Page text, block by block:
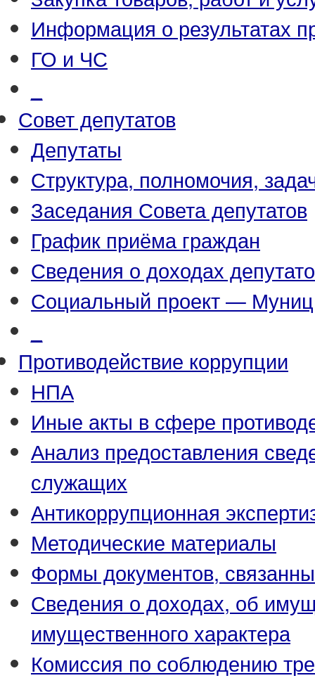
Информация о результатах
ГО и ЧС
Совет депутатов
Депутаты
Структура, полномочия,
Заседания Совета депутатов
График приёма граждан
Сведения о доходах
Социальный проект —
Противодействие коррупции
НПА
Иные акты в сфере
Анализ предоставления
служащих
Антикоррупционная
Методические материалы
Формы документов,
Сведения о доходах, об
имущественного характера
Комиссия по соблюдению